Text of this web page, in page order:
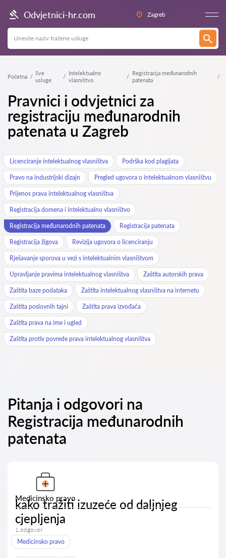
Odvjetnici-hr.com Zagreb
Početna
Sve
usluge
Intelektualno
vlasništvo
Registracija međunarodnih
patenata
Pravnici i odvjetnici za
registraciju međunarodnih
patenata u Zagreb
Licenciranje intelektualnog vlasništva Podrška kod plagijata
Pravo na industrijski dizajn Pregled ugovora o intelektualnom vlasništvu
Prijenos prava intelektualnog vlasništva
Registracija domena i intelektualno vlasništvo
Registracija međunarodnih patenata Registracija patenata
Registracija žigova Revizija ugovora o licenciranju
Rješavanje sporova u vezi s intelektualnim vlasništvom
Upravljanje pravima intelektualnog vlasništva Zaštita autorskih prava
Zaštita baze podataka Zaštita intelektualnog vlasništva na internetu
Zaštita poslovnih tajni Zaštita prava izvođača
Zaštita prava na ime i ugled
Zaštita protiv povrede prava intelektualnog vlasništva
Pitanja i odgovori na
Registracija međunarodnih
patenata
Medicinsko pravo
kako tražiti izuzeće od daljnjeg
cjepljenja
1 odgovor
Medicinsko pravo